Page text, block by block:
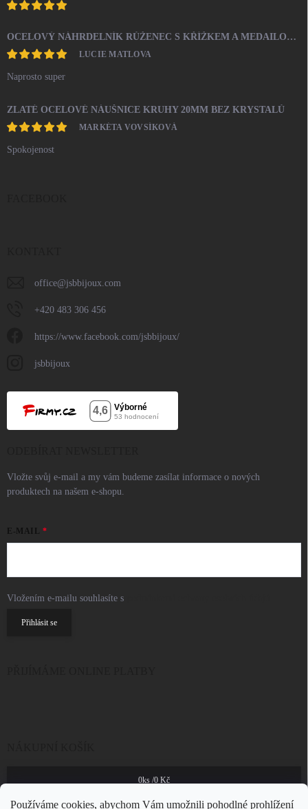
Používáme cookies, abychom Vám umožnili pohodlné prohlížení
OCELOVÝ NÁHRDELNÍK RŮŽENEC S KŘÍŽKEM A MEDAILONEM
LUCIE MATLOVA
Naprosto super
ZLATÉ OCELOVÉ NÁUŠNICE KRUHY 20MM BEZ KRYSTALŮ
MARKÉTA VOVSÍKOVÁ
Spokojenost
office@jsbbijoux.com
+420 483 306 456
https://www.facebook.com/jsbbijoux/
jsbbijoux
Vložte svůj e-mail a my vám budeme zasílat informace o nových
produktech na našem e-shopu.
E-MAIL
Vložením e-mailu souhlasíte s
Přihlásit se
0ks /0 Kč